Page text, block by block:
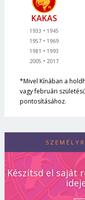
KAKAS
1933
1945
1957
1969
1981
1993
2005
2017
*Mivel Kínában a
vagy februári
pontosításához.
Készítsd el saját